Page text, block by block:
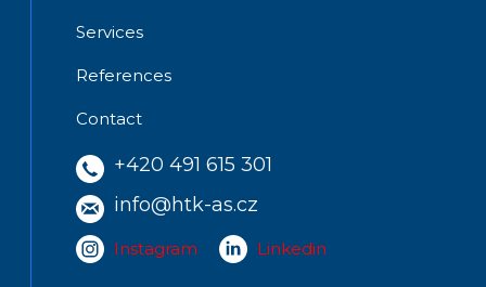
Services
References
Contact
+420 491 615 301
info@htk-as.cz
Instagram Linkedin